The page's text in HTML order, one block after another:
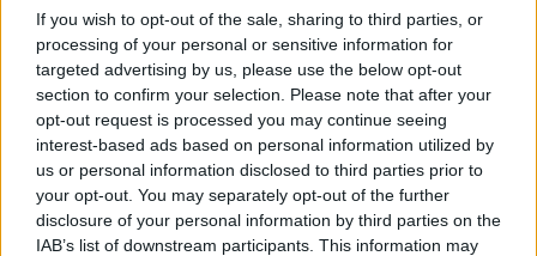
If you wish to opt-out of the sale, sharing to third parties, or
processing of your personal or sensitive information for
targeted advertising by us, please use the below opt-out
section to confirm your selection. Please note that after your
opt-out request is processed you may continue seeing
interest-based ads based on personal information utilized by
us or personal information disclosed to third parties prior to
your opt-out. You may separately opt-out of the further
disclosure of your personal information by third parties on the
IAB’s list of downstream participants. This information may
főedzője lett. Öt szezonon keresztül vezette a
kanadai csapatot, 1986-ban a döntőig jutott, ahol a
Montreal Canadiens 4–1-re diadalmaskodott. 1990-
ben nevezték ki a Pittsburgh élére. A következő
esztendőben a Penguins történetének legnagyobb
sikerét érte el. A bajnoki döntőben a Minnesota
csapatát verték 4–2-re, és először került a Stanley
Kupa a keleti iparvárosba. Néhány hónappal a finálé
után diagnosztizálták nála a halálos kórt.